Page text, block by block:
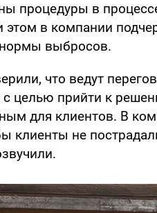
процедуры в
в компании
нормы выбросов.
что ведут
целью прийти к
для клиентов. В
клиенты не